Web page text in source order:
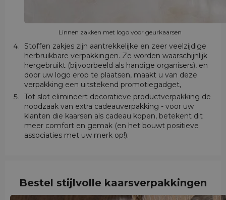
Linnen zakken met logo voor geurkaarsen
Stoffen zakjes zijn aantrekkelijke en zeer veelzijdige
herbruikbare verpakkingen. Ze worden waarschijnlijk
hergebruikt (bijvoorbeeld als handige organisers), en
door uw logo erop te plaatsen, maakt u van deze
verpakking een uitstekend promotiegadget,
Tot slot elimineert decoratieve productverpakking de
noodzaak van extra cadeauverpakking - voor uw
klanten die kaarsen als cadeau kopen, betekent dit
meer comfort en gemak (en het bouwt positieve
associaties met uw merk op!).
Bestel stijlvolle kaarsverpakkingen